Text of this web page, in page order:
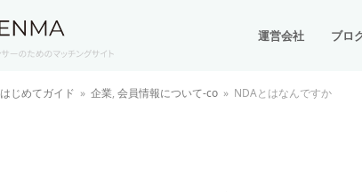
運営会社 ブロ
はじめてガイド » 企業, 会員情報について-co » NDAとはなんですか